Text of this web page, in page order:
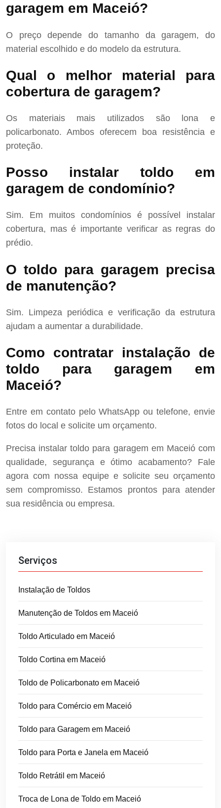
Serviços
Instalação de Toldos
Manutenção de Toldos em Maceió
Toldo Articulado em Maceió
Toldo Cortina em Maceió
Toldo de Policarbonato em Maceió
Toldo para Comércio em Maceió
Toldo para Garagem em Maceió
Toldo para Porta e Janela em Maceió
Toldo Retrátil em Maceió
Troca de Lona de Toldo em Maceió
garagem em Maceió?
O preço depende do tamanho da garagem, do
material escolhido e do modelo da estrutura.
Qual o melhor material para
cobertura de garagem?
Os materiais mais utilizados são lona e
policarbonato. Ambos oferecem boa resistência e
proteção.
Posso instalar toldo em
garagem de condomínio?
Sim. Em muitos condomínios é possível instalar
cobertura, mas é importante verificar as regras do
prédio.
O toldo para garagem precisa
de manutenção?
Sim. Limpeza periódica e verificação da estrutura
ajudam a aumentar a durabilidade.
Como contratar instalação de
toldo para garagem em
Maceió?
Entre em contato pelo WhatsApp ou telefone, envie
fotos do local e solicite um orçamento.
Precisa instalar toldo para garagem em Maceió com
qualidade, segurança e ótimo acabamento? Fale
agora com nossa equipe e solicite seu orçamento
sem compromisso. Estamos prontos para atender
sua residência ou empresa.